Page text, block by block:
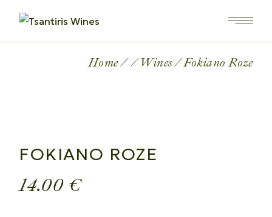
Home Wines Fokiano Roze
FOKIANO ROZE
14.00 €